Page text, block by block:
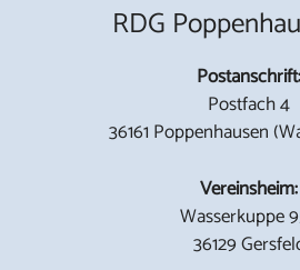
RDG
Postanschrift:
Postfach 4
36161 Poppenhausen
Vereinsheim:
Wasserkuppe
36129